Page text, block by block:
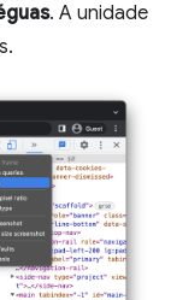
. A unidade